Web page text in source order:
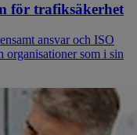
för trafiksäkerhet
ansvar och ISO
organisationer som i sin